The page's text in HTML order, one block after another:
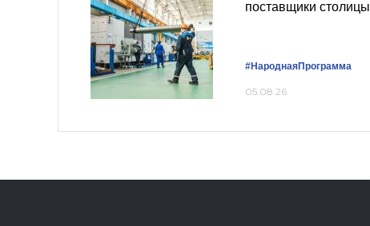
поставщики столицы
#НароднаяПрограмма
05.08.26